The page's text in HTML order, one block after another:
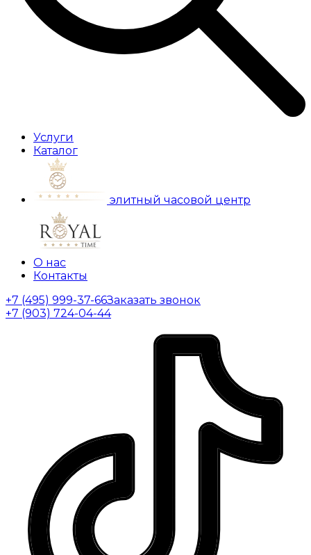
Услуги
Каталог
элитный часовой центр
О нас
Контакты
+7 (495) 999-37-66Заказать звонок
+7 (903) 724-04-44